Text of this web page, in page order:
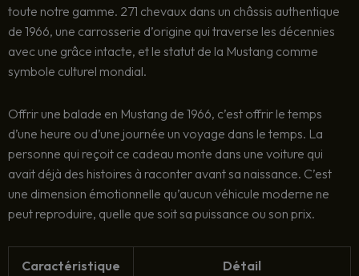
toute notre gamme. 271 chevaux dans un châssis authentique
de 1966, une carrosserie d’origine qui traverse les décennies
avec une grâce intacte, et le statut de la Mustang comme
symbole culturel mondial.
Offrir une balade en Mustang de 1966, c’est offrir le temps
d’une heure ou d’une journée un voyage dans le temps. La
personne qui reçoit ce cadeau monte dans une voiture qui
avait déjà des histoires à raconter avant sa naissance. C’est
une dimension émotionnelle qu’aucun véhicule moderne ne
peut reproduire, quelle que soit sa puissance ou son prix.
Caractéristique Détail